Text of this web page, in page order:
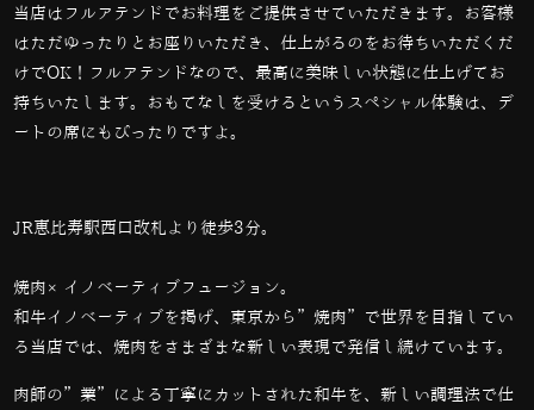
当店はフルアテンドでお料理をご提供させていただきます。お客様
はただゆったりとお座りいただき、仕上がるのをお待ちいただくだ
けでOK！フルアテンドなので、最高に美味しい状態に仕上げてお
持ちいたします。おもてなしを受けるというスペシャル体験は、デ
ートの席にもぴったりですよ。
JR恵比寿駅西口改札より徒歩3分。
焼肉×イノベーティブフュージョン。
和牛イノベーティブを掲げ、東京から”焼肉”で世界を目指してい
る当店では、焼肉をさまざまな新しい表現で発信し続けています。
肉師の”業”による丁寧にカットされた和牛を、新しい調理法で仕